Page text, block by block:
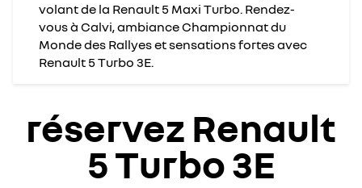
volant de la Renault 5 Maxi Turbo. Rendez-
vous à Calvi, ambiance Championnat du
Monde des Rallyes et sensations fortes avec
Renault 5 Turbo 3E.
réservez Renault
5 Turbo 3E